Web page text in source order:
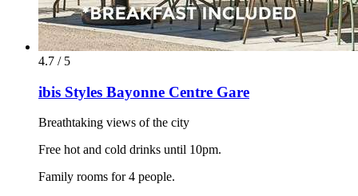
4.7 / 5
ibis Styles Bayonne Centre Gare
Breathtaking views of the city
Free hot and cold drinks until 10pm.
Family rooms for 4 people.